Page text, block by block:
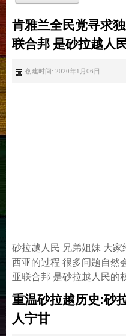
肯雅兰全民党寻求
联合邦 是砂拉越人
创建时间: 2020年1月06日
砂拉越人民 兄弟姐妹 大
西亚的过程 很多问题自然
亚联合邦 是砂拉越人民的
重温砂拉越历史:砂
人宁甘